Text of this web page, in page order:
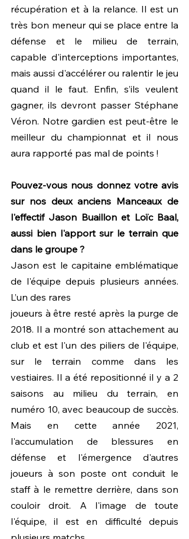
récupération et à la relance. Il est un
très bon meneur qui se place entre la
défense et le milieu de terrain,
capable d'interceptions importantes,
mais aussi d'accélérer ou ralentir le jeu
quand il le faut. Enfin, s’ils veulent
gagner, ils devront passer Stéphane
Véron. Notre gardien est peut-être le
meilleur du championnat et il nous
aura rapporté pas mal de points !
Pouvez-vous nous donnez votre avis
sur nos deux anciens Manceaux de
l'effectif Jason Buaillon et Loïc Baal,
aussi bien l'apport sur le terrain que
dans le groupe ?
Jason est le capitaine emblématique
de l'équipe depuis plusieurs années.
L’un des rares
joueurs à être resté après la purge de
2018. Il a montré son attachement au
club et est l'un des piliers de l'équipe,
sur le terrain comme dans les
vestiaires. Il a été repositionné il y a 2
saisons au milieu du terrain, en
numéro 10, avec beaucoup de succès.
Mais en cette année 2021,
l'accumulation de blessures en
défense et l'émergence d'autres
joueurs à son poste ont conduit le
staff à le remettre derrière, dans son
couloir droit. A l'image de toute
l'équipe, il est en difficulté depuis